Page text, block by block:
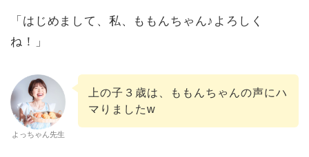
「はじめまして、私、ももんちゃん♪よろしく
ね！」
よっちゃん先生
上の子３歳は、ももんちゃんの声にハ
マりましたw